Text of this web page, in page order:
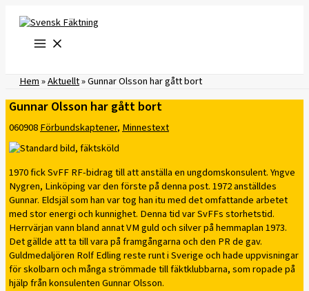
innehåll
Hem»Aktuellt»Gunnar Olsson har gått bort
Gunnar Olsson har gått bort
060908Förbundskaptener,Minnestext
1970 fick SvFF RF-bidrag till att anställa en ungdomskonsulent. Yngve
Nygren, Linköping var den förste på denna post. 1972 anställdes
Gunnar. Eldsjäl som han var tog han itu med det omfattande arbetet
med stor energi och kunnighet. Denna tid var SvFFs storhetstid.
Herrvärjan vann bland annat VM guld och silver på hemmaplan 1973.
Det gällde att ta till vara på framgångarna och den PR de gav.
Guldmedaljören Rolf Edling reste runt i Sverige och hade uppvisningar
för skolbarn och många strömmade till fäktklubbarna, som ropade på
hjälp från konsulenten Gunnar Olsson.